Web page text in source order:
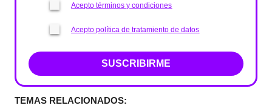
Acepto términos y condiciones
Acepto política de tratamiento de datos
SUSCRIBIRME
TEMAS RELACIONADOS: